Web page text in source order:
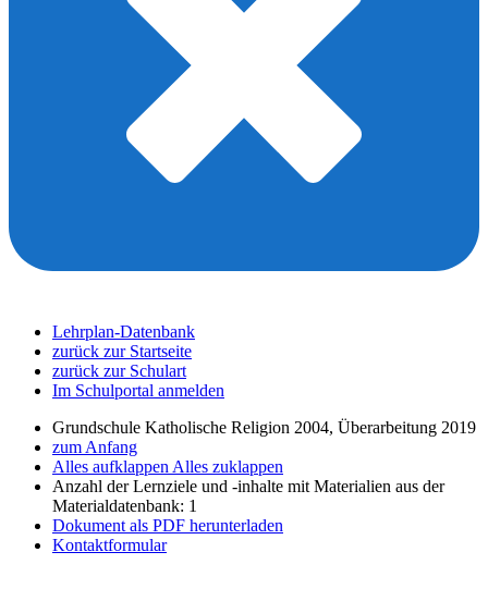
Lehrplan-Datenbank
zurück zur Startseite
zurück zur Schulart
Im Schulportal anmelden
Grundschule Katholische Religion 2004, Überarbeitung 2019
zum Anfang
Alles aufklappen Alles zuklappen
Anzahl der Lernziele und -inhalte mit Materialien aus der
Materialdatenbank: 1
Dokument als PDF herunterladen
Kontaktformular